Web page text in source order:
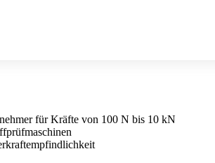
für Kräfte von 100 N bis 10 kN